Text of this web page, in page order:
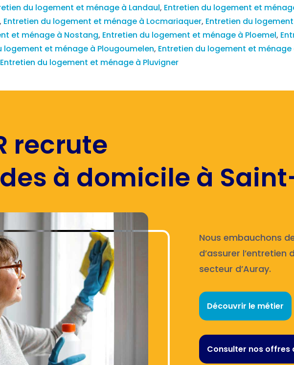
du logement et ménage à Landaul, Entretien du logement et
, Entretien du logement et ménage à Locmariaquer, Entretien du
et ménage à Nostang, Entretien du logement et ménage à Ploemel,
logement et ménage à Plougoumelen, Entretien du logement et ménage
Entretien du logement et ménage à Pluvigner
recrute
à domicile à
Nous embauchons
d’assurer
secteur d’Auray.
Découvrir le métier
Consulter nos offres